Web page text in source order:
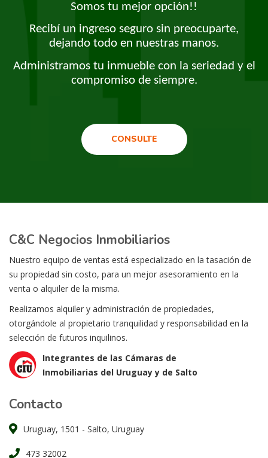
Somos tu mejor opción!!
Recibí un ingreso seguro sin preocuparte,
dejando todo en nuestras manos.
Administramos tu inmueble con la seriedad y el
compromiso de siempre.
CONSULTE
C&C Negocios Inmobiliarios
Nuestro equipo de ventas está especializado en la tasación de
su propiedad sin costo, para un mejor asesoramiento en la
venta o alquiler de la misma.
Realizamos alquiler y administración de propiedades,
otorgándole al propietario tranquilidad y responsabilidad en la
selección de futuros inquilinos.
Integrantes de las Cámaras de
Inmobiliarias del Uruguay y de Salto
Contacto
Uruguay, 1501 - Salto, Uruguay
473 32002